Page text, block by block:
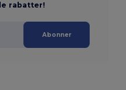
rabatter!
Abonner